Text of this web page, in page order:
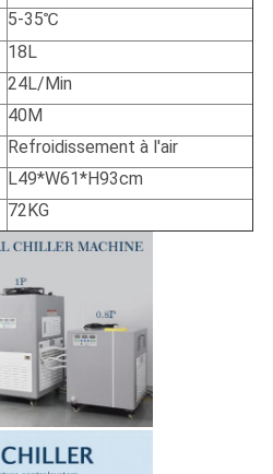
5-35℃
18L
24L/Min
40M
Refroidissement à l'air
L49*W61*H93cm
72KG